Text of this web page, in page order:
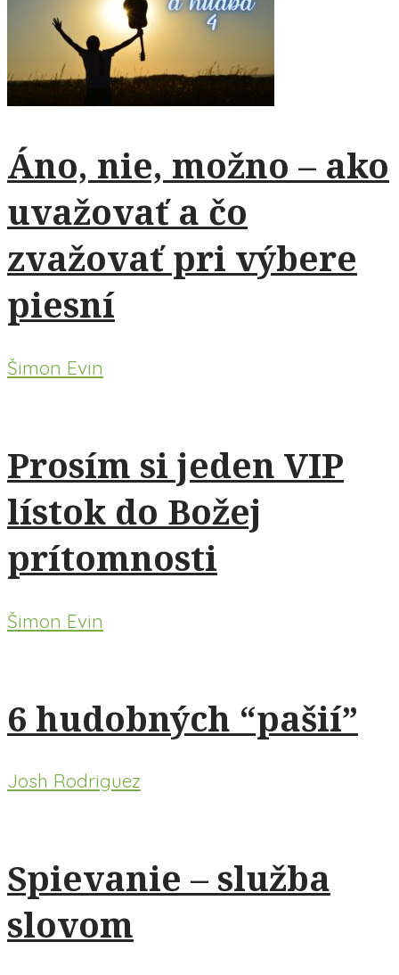
Áno, nie, možno – ako
uvažovať a čo
zvažovať pri výbere
piesní
Šimon Evin
Prosím si jeden VIP
lístok do Božej
prítomnosti
Šimon Evin
6 hudobných “pašií”
Josh Rodriguez
Spievanie – služba
slovom